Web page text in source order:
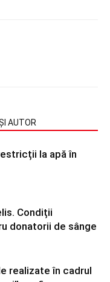
AUTOR
la apă în
Condiții
donatorii de sânge
realizate în cadrul